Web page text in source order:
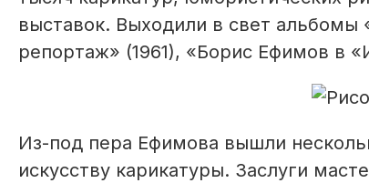
выставок. Выходили в свет
репортаж» (1961), «Борис Ефимов в
Из-под пера Ефимова вышли
искусству карикатуры. Заслуги